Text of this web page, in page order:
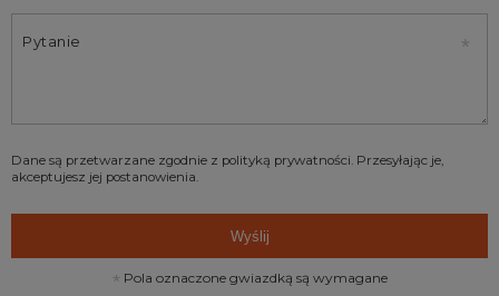
Pytanie
Dane są przetwarzane zgodnie z polityką prywatności. Przesyłając je,
akceptujesz jej postanowienia.
Wyślij
Pola oznaczone gwiazdką są wymagane